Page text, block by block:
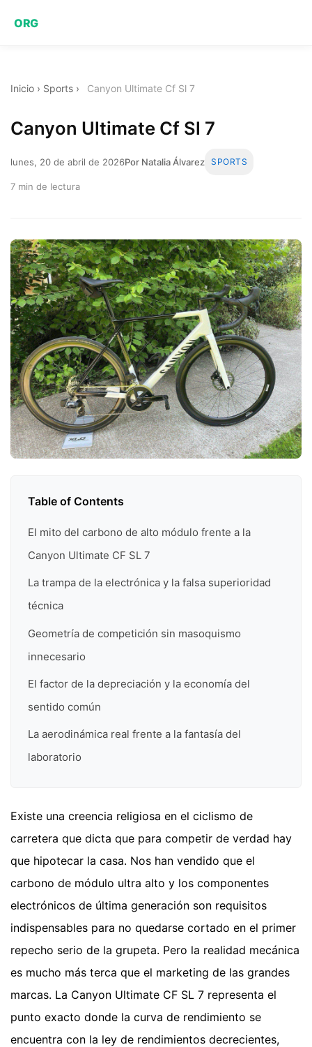
ORG
Inicio › Sports › Canyon Ultimate Cf Sl 7
Canyon Ultimate Cf Sl 7
lunes, 20 de abril de 2026Por Natalia Álvarez SPORTS
7 min de lectura
Table of Contents
El mito del carbono de alto módulo frente a la
Canyon Ultimate CF SL 7
La trampa de la electrónica y la falsa superioridad
técnica
Geometría de competición sin masoquismo
innecesario
El factor de la depreciación y la economía del
sentido común
La aerodinámica real frente a la fantasía del
laboratorio
Existe una creencia religiosa en el ciclismo de
carretera que dicta que para competir de verdad hay
que hipotecar la casa. Nos han vendido que el
carbono de módulo ultra alto y los componentes
electrónicos de última generación son requisitos
indispensables para no quedarse cortado en el primer
repecho serio de la grupeta. Pero la realidad mecánica
es mucho más terca que el marketing de las grandes
marcas. La Canyon Ultimate CF SL 7 representa el
punto exacto donde la curva de rendimiento se
encuentra con la ley de rendimientos decrecientes,